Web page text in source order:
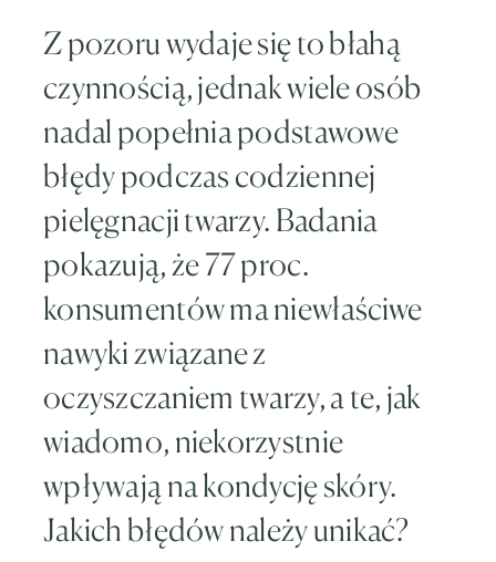
Z pozoru wydaje się to błahą
czynnością, jednak wiele osób
nadal popełnia podstawowe
błędy podczas codziennej
pielęgnacji twarzy. Badania
pokazują, że 77 proc.
konsumentów ma niewłaściwe
nawyki związane z
oczyszczaniem twarzy, a te, jak
wiadomo, niekorzystnie
wpływają na kondycję skóry.
Jakich błędów należy unikać?